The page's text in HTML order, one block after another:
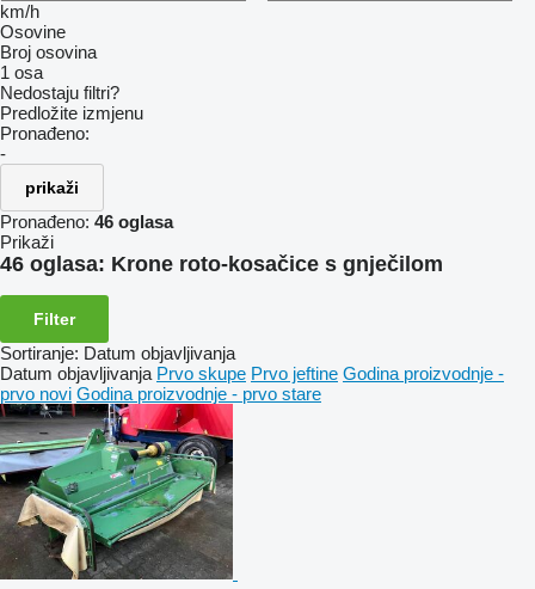
km/h
Osovine
Broj osovina
1 osa
Nedostaju filtri?
Predložite izmjenu
Pronađeno:
-
prikaži
Pronađeno: 46 oglasa
Prikaži
46 oglasa: Krone roto-kosačice s gnječilom
Filter
Sortiranje: Datum objavljivanja
Datum objavljivanja Prvo skupe Prvo jeftine Godina proizvodnje -
prvo novi Godina proizvodnje - prvo stare